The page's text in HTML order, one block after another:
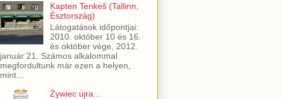
Kapten Tenkeš (Tallinn,
Észtország)
Látogatások időpontjai:
2010. október 10 és 16.
és október vége, 2012.
január 21. Számos alkalommal
megfordultunk már ezen a helyen,
mint...
Żywiec újra...